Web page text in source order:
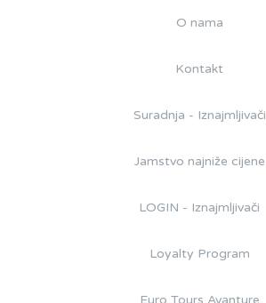
O nama
Kontakt
Suradnja - Iznajmljivači
Jamstvo najniže cijene
LOGIN - Iznajmljivači
Loyalty Program